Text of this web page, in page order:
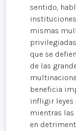
sentido,
mismas
que se
de las
beneficia
infligir leyes
mientras
en